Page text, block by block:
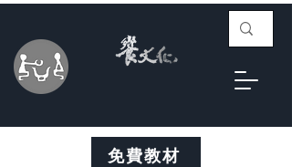
免費教材